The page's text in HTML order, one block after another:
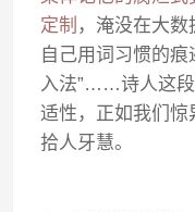
定制 ，淹没在大
自己用词习惯的
入法”……诗人这段
适性，正如我们
拾人牙慧。